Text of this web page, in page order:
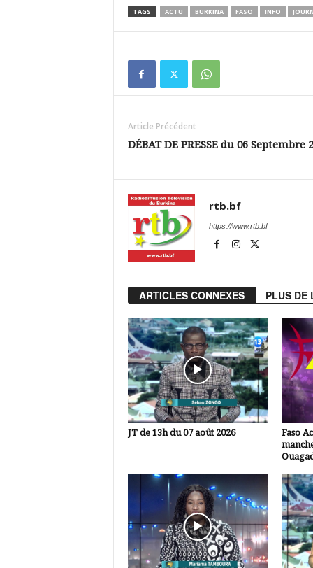
TAGS ACTU BURKINA FASO INFO
Article Précédent
DÉBAT DE PRESSE du 06 Septembre
rtb.bf
https://www.rtb.bf
ARTICLES CONNEXES PLUS DE
JT de 13h du 07 août 2026
Faso